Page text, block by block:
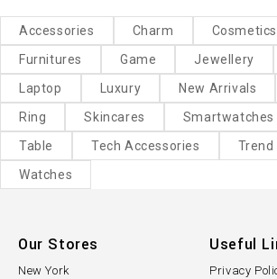
Accessories Charm Cosmetics
Furnitures
Game Jewellery
Laptop
Luxury New Arrivals
Ring
Skincares Smartwatches
Table
Tech Accessories Trend
Watches
Our Stores
New York
Useful
Privacy